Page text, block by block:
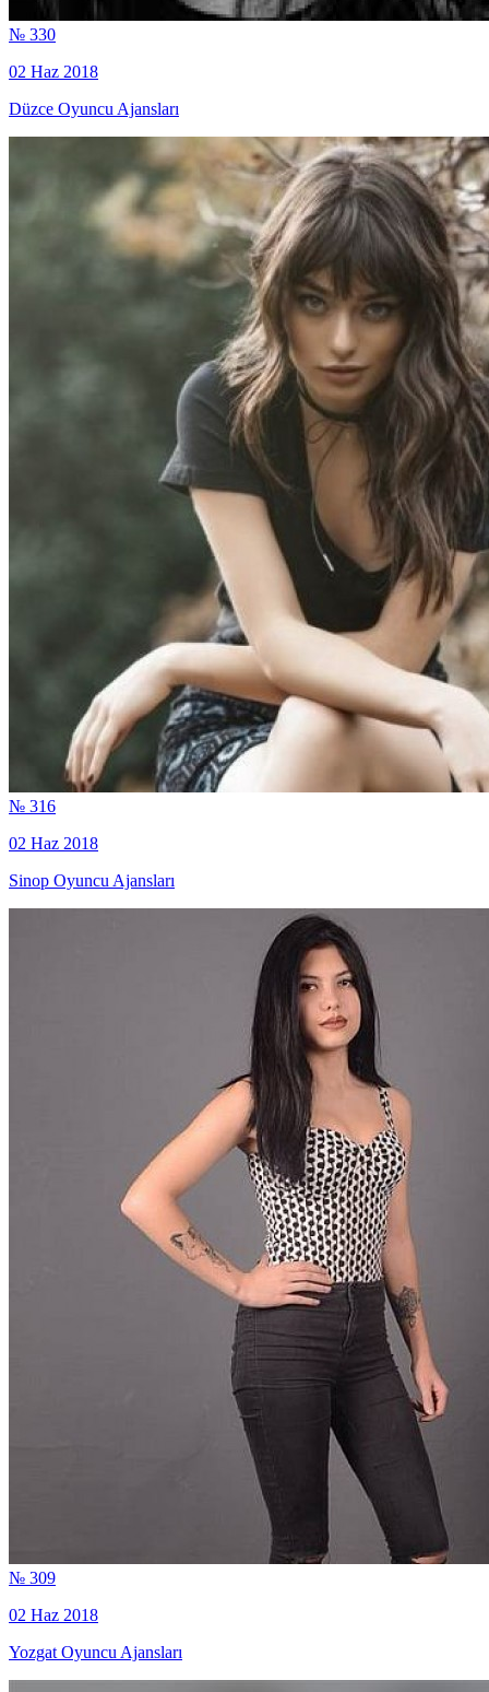
№ 330
02 Haz 2018
Düzce Oyuncu Ajansları
№ 316
02 Haz 2018
Sinop Oyuncu Ajansları
№ 309
02 Haz 2018
Yozgat Oyuncu Ajansları